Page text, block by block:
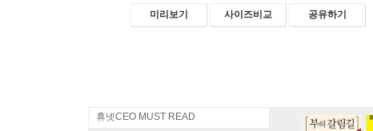
미리보기 사이즈비교 공유하기
휴넷CEO MUST READ